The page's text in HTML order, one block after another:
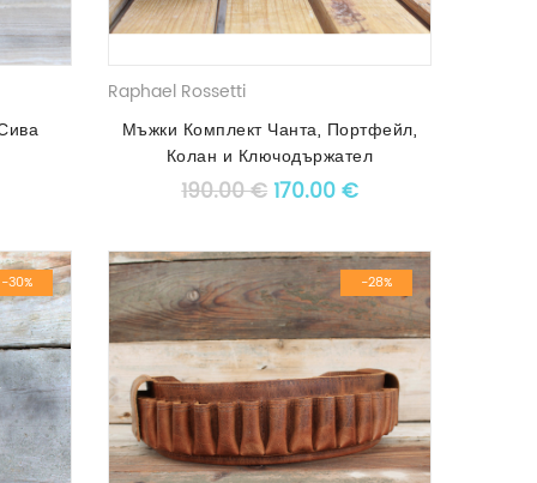
was: 60.00 €.
цена е: 36.00 €.
Raphael Rossetti
Мъжки Комплект Чанта, Портфейл,
Колан и Ключодържател
190.00€ Original price was: 190.00
170.00€Текущата цена е:
-30% -28%